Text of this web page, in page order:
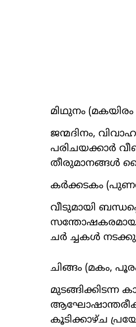
മിഥുനം
ജന്മദിനം,
പരിചയക്കാർ
തീരുമാനങ്ങൾ
കർക്കടകം
വീടുമായി
സന്തോഷകരമായ
ചർ ച്ചകൾ
ചിങ്ങം (മകം,
മുടങ്ങിക്കിടന്ന
കൂടിക്കാഴ്ച